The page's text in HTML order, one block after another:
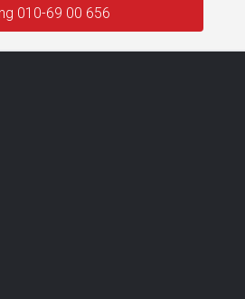
010-69 00 656